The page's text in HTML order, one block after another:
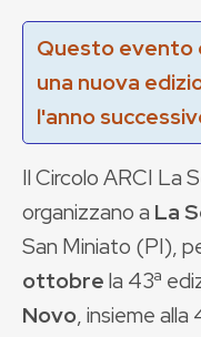
Questo evento
una nuova
l'anno
Il Circolo ARCI La
organizzano a La
San Miniato (PI),
ottobrela 43ª
Novo, insieme alla